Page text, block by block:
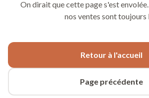
On dirait que cette page s'est
nos ventes sont toujours
Retour à l'accueil
Page précédente